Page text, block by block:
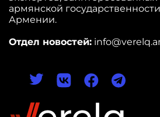
армянской
Армении.
Отдел новостей: